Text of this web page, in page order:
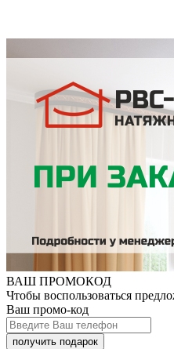
ВАШ ПРОМОКОД
Чтобы воспользоваться
Ваш промо-код